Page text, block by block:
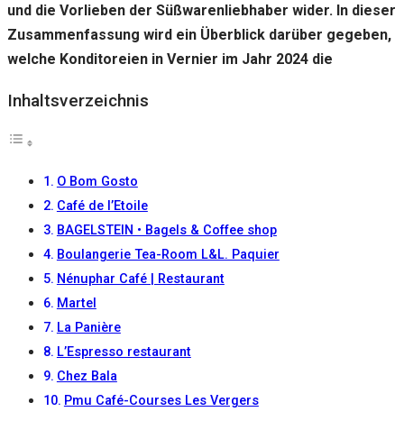
und die Vorlieben der Süßwarenliebhaber wider. In dieser
Zusammenfassung wird ein Überblick darüber gegeben,
welche Konditoreien in Vernier im Jahr 2024 die
Inhaltsverzeichnis
O Bom Gosto
Café de l’Etoile
BAGELSTEIN • Bagels & Coffee shop
Boulangerie Tea-Room L&L. Paquier
Nénuphar Café | Restaurant
Martel
La Panière
L’Espresso restaurant
Chez Bala
Pmu Café-Courses Les Vergers
einige
Funktionen
von der
Website.
Indem Sie uns Ihre
Verhalten beim
Besuch unserer
Website mitteilen,
erhöhen Sie die
Wahrscheinlichkeit,
personalisierte
Inhalte und
sehen.